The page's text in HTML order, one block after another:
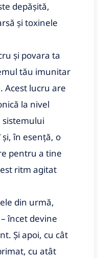
depășită,
și toxinele
și povara ta
tău imunitar
Acest lucru are
la nivel
sistemului
în esență, o
pentru a tine
ritm agitat
din urmă,
încet devine
Și apoi, cu cât
cu atât